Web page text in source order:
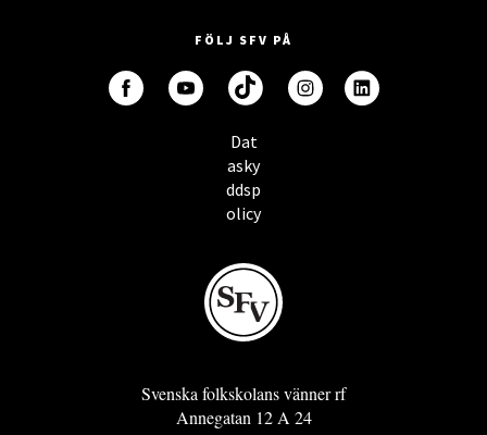
FÖLJ SFV PÅ
Dat
asky
ddsp
olicy
Svenska folkskolans vänner rf
Annegatan 12 A 24